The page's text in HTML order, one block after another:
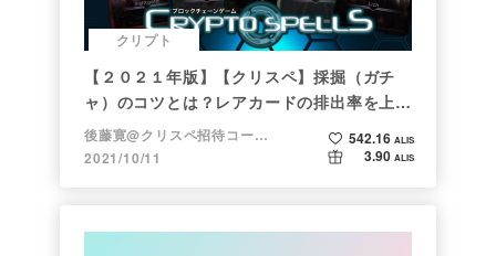
クリプト
【２０２１年版】【クリスペ】採掘（ガチ
ャ）のコツとは？レアカードの排出率を上げ
る方法【初心者向け】
後藤寛@クリスペ招待コード→LHiH
2021/10/11
542.16 ALIS
3.90 ALIS